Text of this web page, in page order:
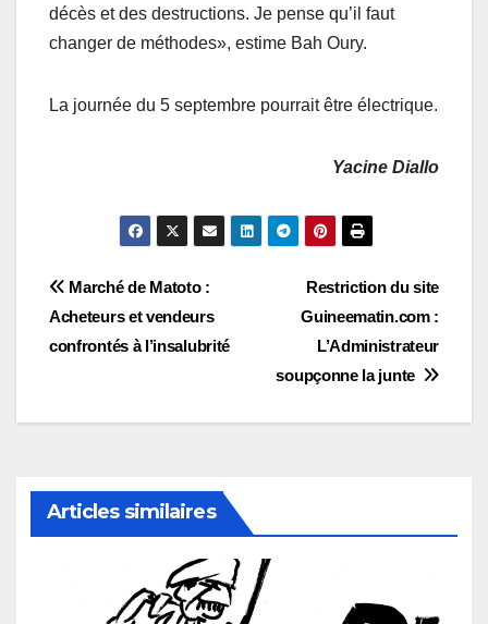
décès et des destructions. Je pense qu’il faut
changer de méthodes», estime Bah Oury.
La journée du 5 septembre pourrait être électrique.
Yacine Diallo
Navigation
de
Restriction du site
Guineematin.com :
L’Administrateur
soupçonne la junte
Marché de Matoto :
Acheteurs et vendeurs
confrontés à l’insalubrité
Articles similaires